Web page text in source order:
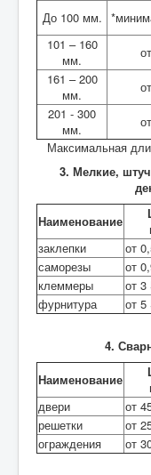
До 100 мм.
101 – 160
мм.
161 – 200
мм.
201 - 300
мм.
Максимальная
3. Мелкие,
Наименование
заклепки
от
саморезы
от
клеммеры
от
фурнитура
от
4.
Наименование
двери
от
решетки
от
ограждения
от